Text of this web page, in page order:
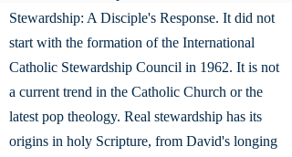
Stewardship: A Disciple's Response. It did not
start with the formation of the International
Catholic Stewardship Council in 1962. It is not
a current trend in the Catholic Church or the
latest pop theology. Real stewardship has its
origins in holy Scripture, from David's longing